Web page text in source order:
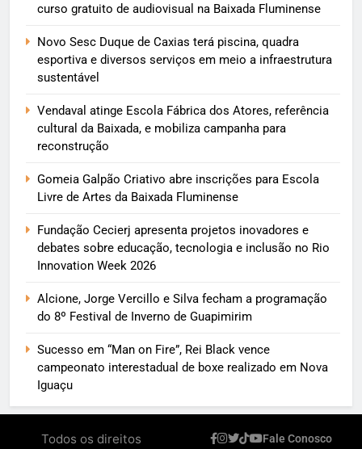
curso gratuito de audiovisual na Baixada Fluminense
Novo Sesc Duque de Caxias terá piscina, quadra
esportiva e diversos serviços em meio a infraestrutura
sustentável
Vendaval atinge Escola Fábrica dos Atores, referência
cultural da Baixada, e mobiliza campanha para
reconstrução
Gomeia Galpão Criativo abre inscrições para Escola
Livre de Artes da Baixada Fluminense
Fundação Cecierj apresenta projetos inovadores e
debates sobre educação, tecnologia e inclusão no Rio
Innovation Week 2026
Alcione, Jorge Vercillo e Silva fecham a programação
do 8º Festival de Inverno de Guapimirim
Sucesso em “Man on Fire”, Rei Black vence
campeonato interestadual de boxe realizado em Nova
Iguaçu
Todos os direitos
Fale Conosco